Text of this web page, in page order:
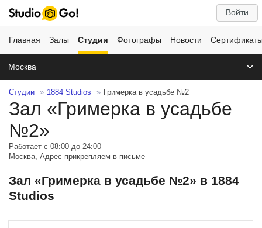
Войти
Главная Залы Студии Фотографы Новости
Москва
Студии 1884 Studios Гримерка в усадьбе №2
Зал «Гримерка в усадьбе
№2»
Работает с 08:00 до 24:00
Москва, Адрес прикрепляем в письме
Зал «Гримерка в усадьбе №2» в 1884
Studios